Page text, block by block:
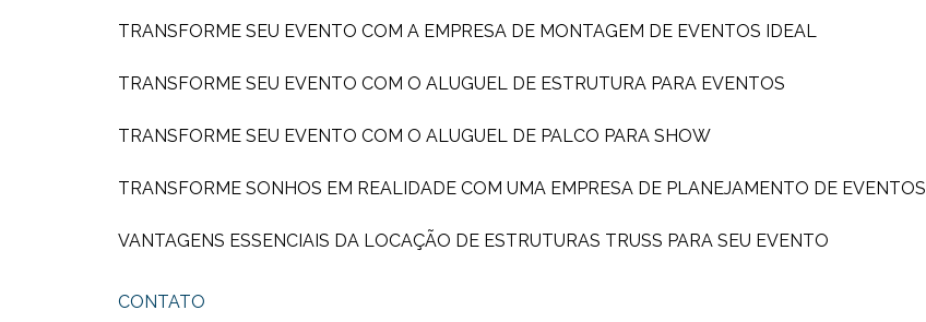
TRANSFORME SEU EVENTO COM A EMPRESA DE MONTAGEM DE EVENTOS IDEAL
TRANSFORME SEU EVENTO COM O ALUGUEL DE ESTRUTURA PARA EVENTOS
TRANSFORME SEU EVENTO COM O ALUGUEL DE PALCO PARA SHOW
TRANSFORME SONHOS EM REALIDADE COM UMA EMPRESA DE PLANEJAMENTO DE EVENTOS
VANTAGENS ESSENCIAIS DA LOCAÇÃO DE ESTRUTURAS TRUSS PARA SEU EVENTO
CONTATO